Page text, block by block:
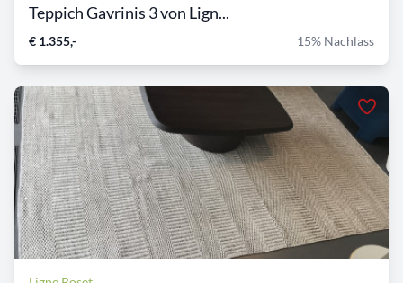
Teppich Gavrinis 3 von Lign...
€ 1.355,- 15% Nachlass